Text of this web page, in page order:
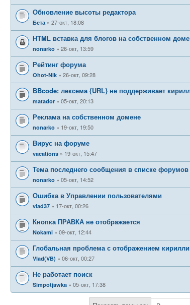
Обновление высоты редактора
Бета 27-окт, 18:08
HTML вставка для блогов на собственном
nonarko 26-окт, 13:59
Рейтинг форума
Ohot-Nik 26-окт, 09:28
BBcode: лексема {URL} не поддерживает
matador 05-окт, 20:13
Реклама на собственном домене
nonarko 19-окт, 19:50
Вирус на форуме
vacations 19-окт, 15:47
Тема последнего сообщения в списке форумов
nonarko 05-окт, 14:52
Ошибка в Управлении пользователями
vlad37 17-окт, 00:26
Кнопка ПРАВКА не отображается
Nokami 09-окт, 12:44
Глобальная проблема с отображением
Vlad(VB) 06-окт, 00:27
Не работает поиск
Simpotjawka 05-окт, 17:38